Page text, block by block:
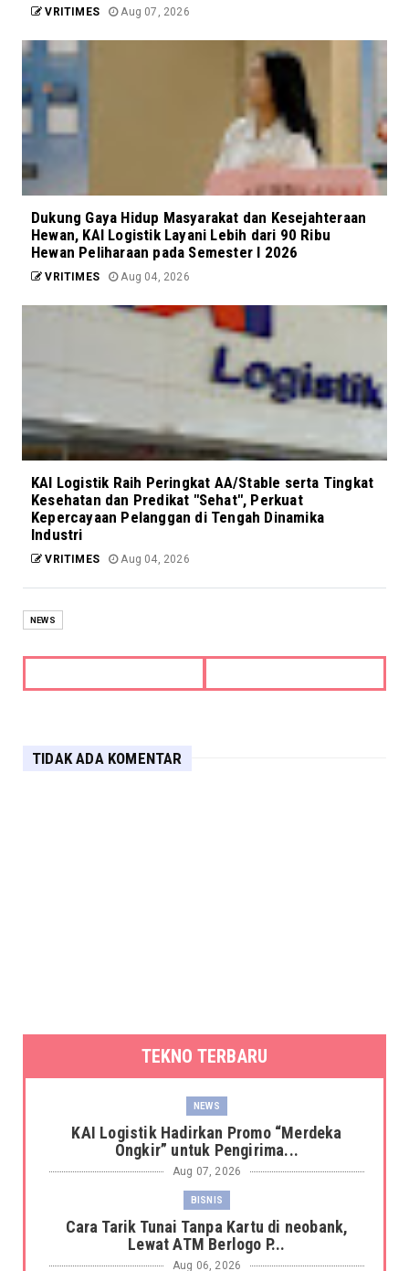
VRITIMES Aug 07, 2026
Dukung Gaya Hidup Masyarakat dan Kesejahteraan
Hewan, KAI Logistik Layani Lebih dari 90 Ribu
Hewan Peliharaan pada Semester I 2026
VRITIMES Aug 04, 2026
KAI Logistik Raih Peringkat AA/Stable serta Tingkat
Kesehatan dan Predikat "Sehat", Perkuat
Kepercayaan Pelanggan di Tengah Dinamika
Industri
VRITIMES Aug 04, 2026
NEWS
TIDAK ADA KOMENTAR
TEKNO TERBARU
NEWS
KAI Logistik Hadirkan Promo “Merdeka
Ongkir” untuk Pengirima...
Aug 07, 2026
BISNIS
Cara Tarik Tunai Tanpa Kartu di neobank,
Lewat ATM Berlogo P...
Aug 06, 2026